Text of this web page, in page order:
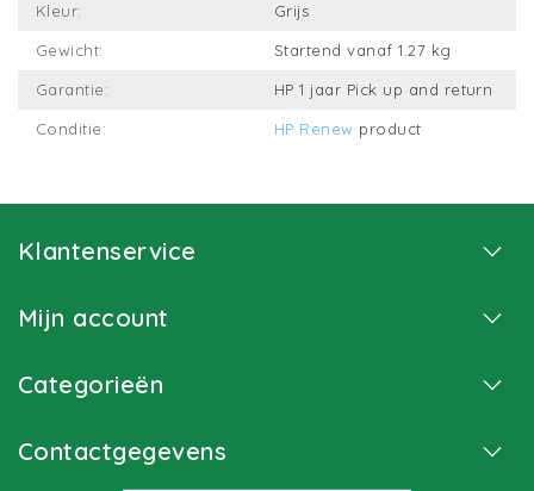
Kleur: Grijs
Gewicht: Startend vanaf 1.27 kg
Garantie: HP 1 jaar Pick up and return
Conditie: HP Renew product
Klantenservice
Mijn account
Categorieën
Contactgegevens